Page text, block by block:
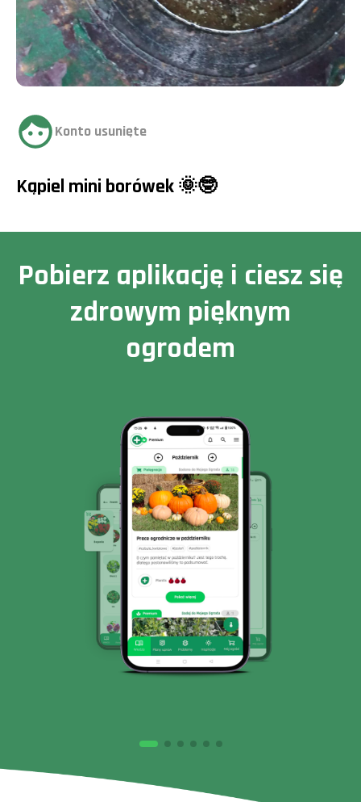
Konto usunięte
Kąpiel mini borówek 🌞🤓
Pobierz aplikację i ciesz się
zdrowym pięknym
ogrodem